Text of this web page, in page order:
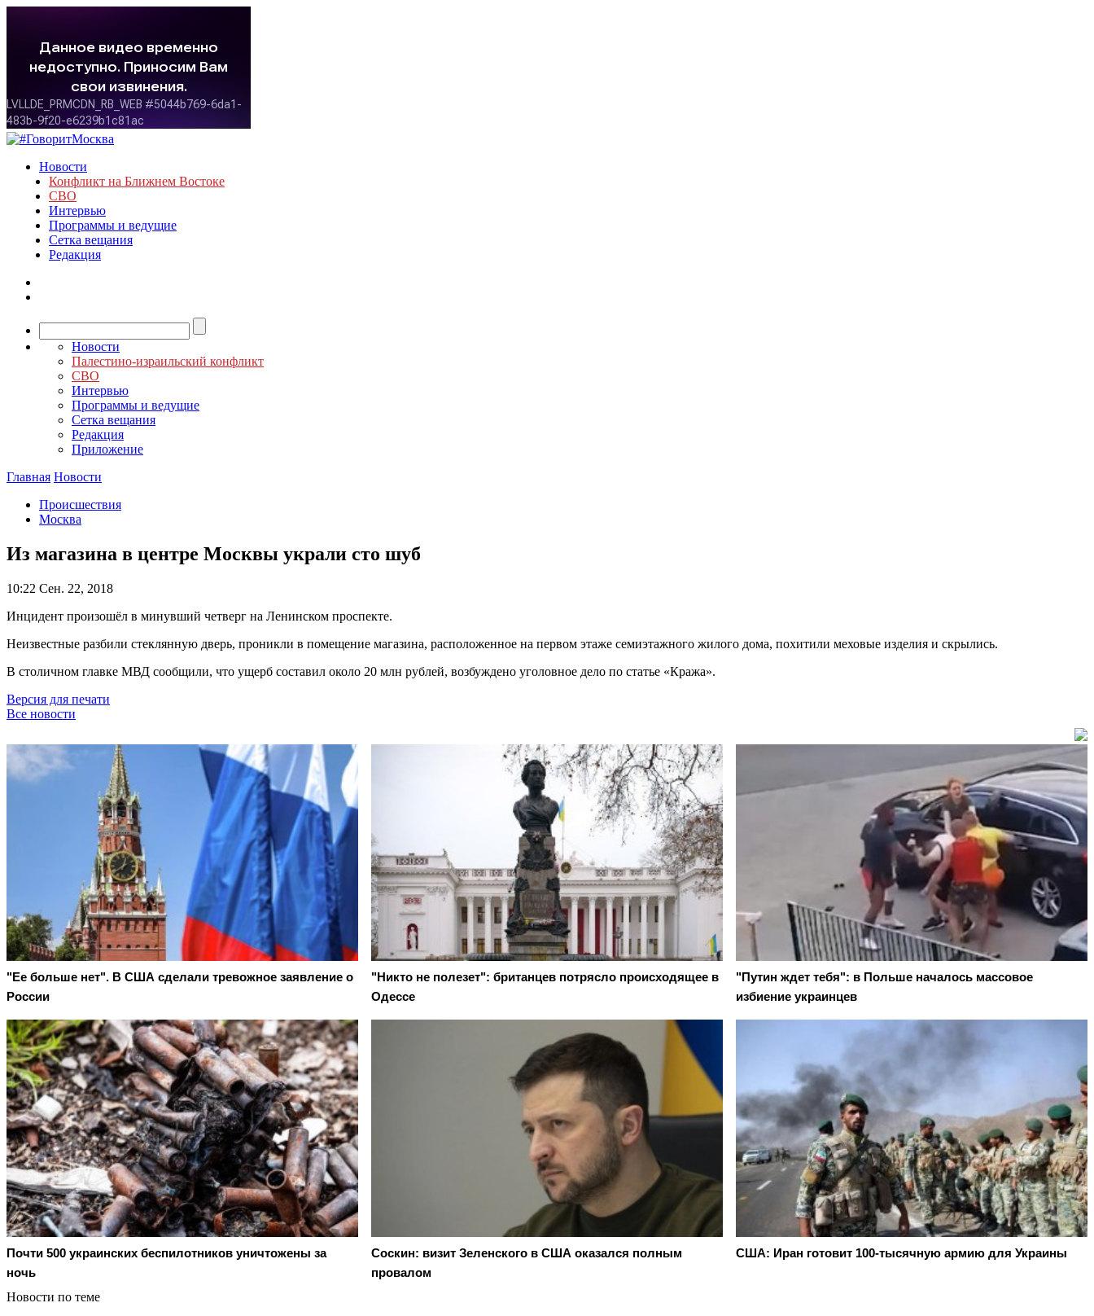
Новости
Конфликт на Ближнем Востоке
СВО
Интервью
Программы и ведущие
Сетка вещания
Редакция
Новости
Палестино-израильский конфликт
СВО
Интервью
Программы и ведущие
Сетка вещания
Редакция
Приложение
Главная Новости
Происшествия
Москва
Из магазина в центре Москвы украли сто шуб
10:22 Сен. 22, 2018
Инцидент произошёл в минувший четверг на Ленинском проспекте.
Неизвестные разбили стеклянную дверь, проникли в помещение магазина, расположенное на первом этаже семиэтажного жилого дома, похитили меховые изделия и скрылись.
В столичном главке МВД сообщили, что ущерб составил около 20 млн рублей, возбуждено уголовное дело по статье «Кража».
Версия для печати
Все новости
"Ее больше нет". В США сделали тревожное заявление о
России
"Никто не полезет": британцев потрясло происходящее в
Одессе
"Путин ждет тебя": в Польше началось массовое
избиение украинцев
Почти 500 украинских беспилотников уничтожены за
ночь
Соскин: визит Зеленского в США оказался полным
провалом
США: Иран готовит 100-тысячную армию для Украины
Новости по теме